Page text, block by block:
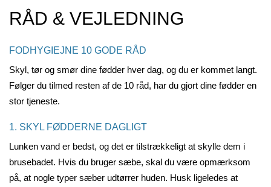
RÅD & VEJLEDNING
FODHYGIEJNE 10 GODE RÅD
Skyl, tør og smør dine fødder hver dag, og du er kommet langt.
Følger du tilmed resten af de 10 råd, har du gjort dine fødder en
stor tjeneste.
1. SKYL FØDDERNE DAGLIGT
Lunken vand er bedst, og det er tilstrækkeligt at skylle dem i
brusebadet. Hvis du bruger sæbe, skal du være opmærksom
på, at nogle typer sæber udtørrer huden. Husk ligeledes at